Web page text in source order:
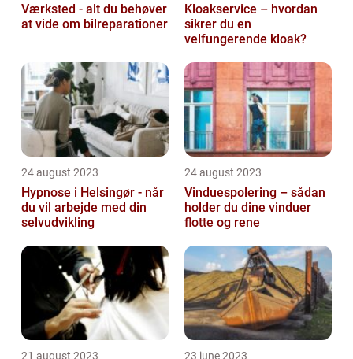
Værksted - alt du behøver
at vide om bilreparationer
Kloakservice – hvordan
sikrer du en
velfungerende kloak?
24 august 2023
Hypnose i Helsingør - når
du vil arbejde med din
selvudvikling
24 august 2023
Vinduespolering – sådan
holder du dine vinduer
flotte og rene
21 august 2023 23 june 2023